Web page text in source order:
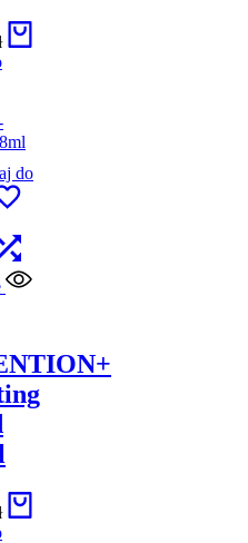
do